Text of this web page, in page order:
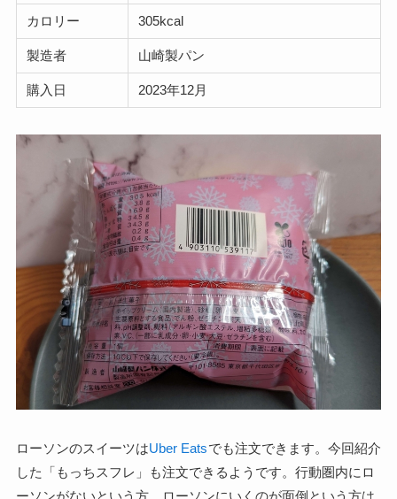
カロリー 305kcal
製造者 山崎製パン
購入日 2023年12月
ローソンのスイーツはUber Eatsでも注文できます。今回紹介
した「もっちスフレ」も注文できるようです。行動圏内にロ
ーソンがないという方、ローソンにいくのが面倒という方は